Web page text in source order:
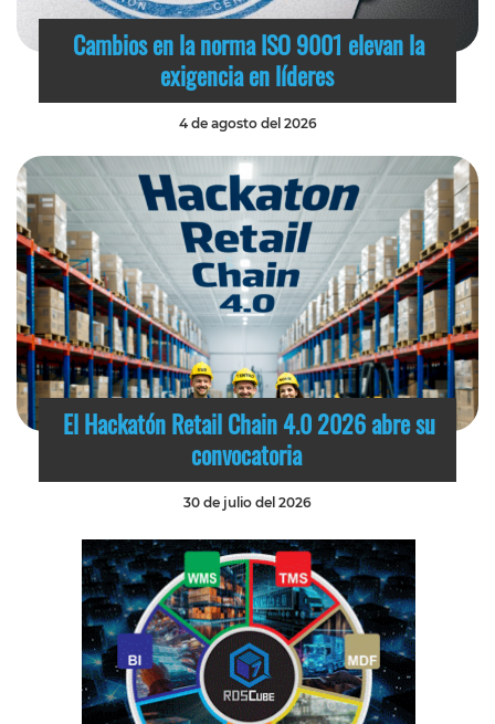
Cambios en la norma ISO 9001 elevan la
exigencia en líderes
4 de agosto del 2026
El Hackatón Retail Chain 4.0 2026 abre su
convocatoria
30 de julio del 2026